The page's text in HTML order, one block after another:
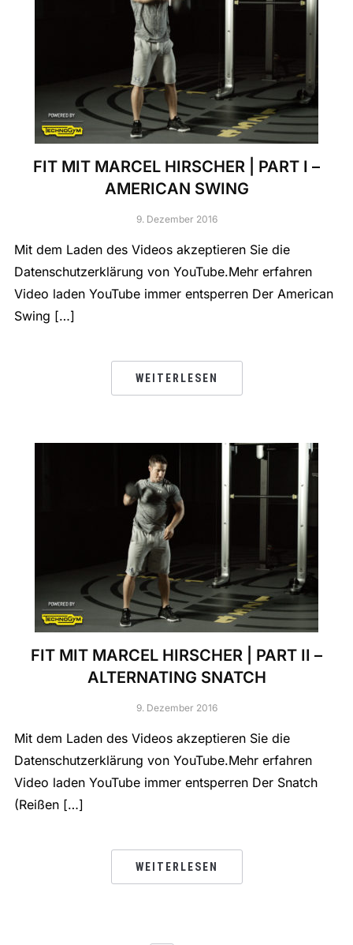
FIT MIT MARCEL HIRSCHER | PART I –
AMERICAN SWING
9. Dezember 2016
Mit dem Laden des Videos akzeptieren Sie die
Datenschutzerklärung von YouTube.Mehr erfahren
Video laden YouTube immer entsperren Der American
Swing […]
WEITERLESEN
FIT MIT MARCEL HIRSCHER | PART II –
ALTERNATING SNATCH
9. Dezember 2016
Mit dem Laden des Videos akzeptieren Sie die
Datenschutzerklärung von YouTube.Mehr erfahren
Video laden YouTube immer entsperren Der Snatch
(Reißen […]
WEITERLESEN